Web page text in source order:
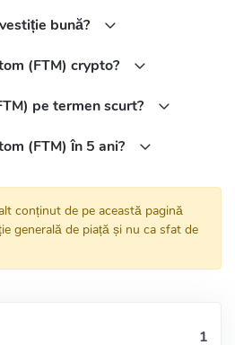
bună?
(FTM) crypto?
pe termen scurt?
(FTM) în 5 ani?
conținut de pe această pagină
generală de piață și nu ca sfat de